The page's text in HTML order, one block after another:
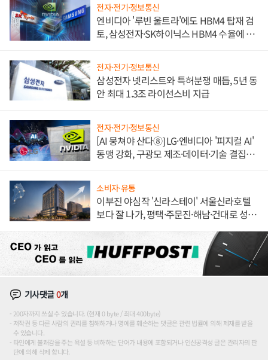
전자·전기·정보통신
엔비디아 '루빈 울트라'에도 HBM4 탑재 검
토, 삼성전자·SK하이닉스 HBM4 수율에 주
전자·전기·정보통신
삼성전자 넷리스트와 특허분쟁 매듭, 5년 동
안 최대 1.3조 라이선스비 지급
전자·전기·정보통신
[AI 뭉쳐야 산다⑧] LG·엔비디아 '피지컬 AI'
동맹 강화, 구광모 제조·데이터·기술 결집
소비자·유통
이부진 야심작 '신라스테이' 서울신라호텔
보다 잘 나가, 평택·주문진·해남·건대로 성
기사댓글0개
200자까지 쓰실 수 있습니다. (현재 0 byte / 최대 400byte)
저작권 등 다른 사람의 권리를 침해하거나 명예를 훼손하는 댓글은 관련 법률에 의해 제재를 받을
수 있습니다.
타인에게 불쾌감을 주는 욕설 등 비하하는 단어가 내용에 포함되거나 인신공격성 글은 관리자의 판
단에 의해 삭제 합니다.